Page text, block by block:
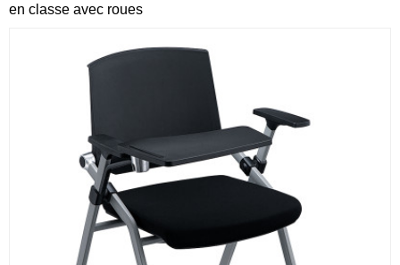
en classe avec roues